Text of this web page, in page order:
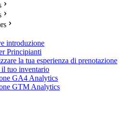
introduzione
Principianti
la tua esperienza di prenotazione
il tuo inventario
GA4 Analytics
GTM Analytics